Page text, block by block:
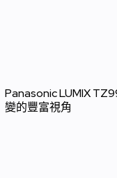
Panasonic LUMIX
變的豐富視角